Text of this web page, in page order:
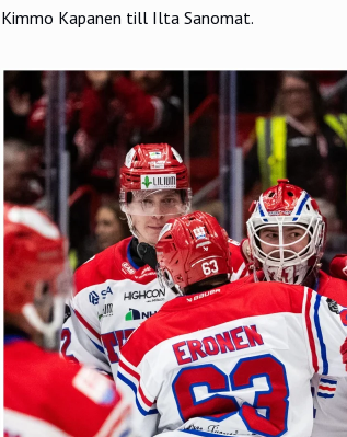
Kimmo Kapanen till Ilta Sanomat.